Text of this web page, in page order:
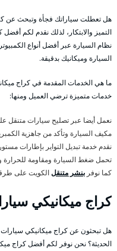
هل تعطلت سياراتك فجأة وتبحث عن
التميز والابتكار، لذلك نقدم لكم
نظام السيارة عبر أفضل أنواع
السيارة وميكانيك بدقيقة.
ما هي الخدمات المقدمة في كراج
خدمات متميزة ترضي العميل ومنها:
نعمل أيضا عبر تصليح سيارات متنقل
مكيف السيارة وتأكد من جاهزية
نقدم خدمة تبديل التواير بإطارات
تحمل ضغط السيارة ومقاومة للحرارة
كما نوفر بنشر متنقلالكويت على طرقات خدمة 24
كراج ميكانيكي
هل تبحثون عن كراج ميكانيكي
الحديثة؟ نحن نوفر لكم أفضل كراج